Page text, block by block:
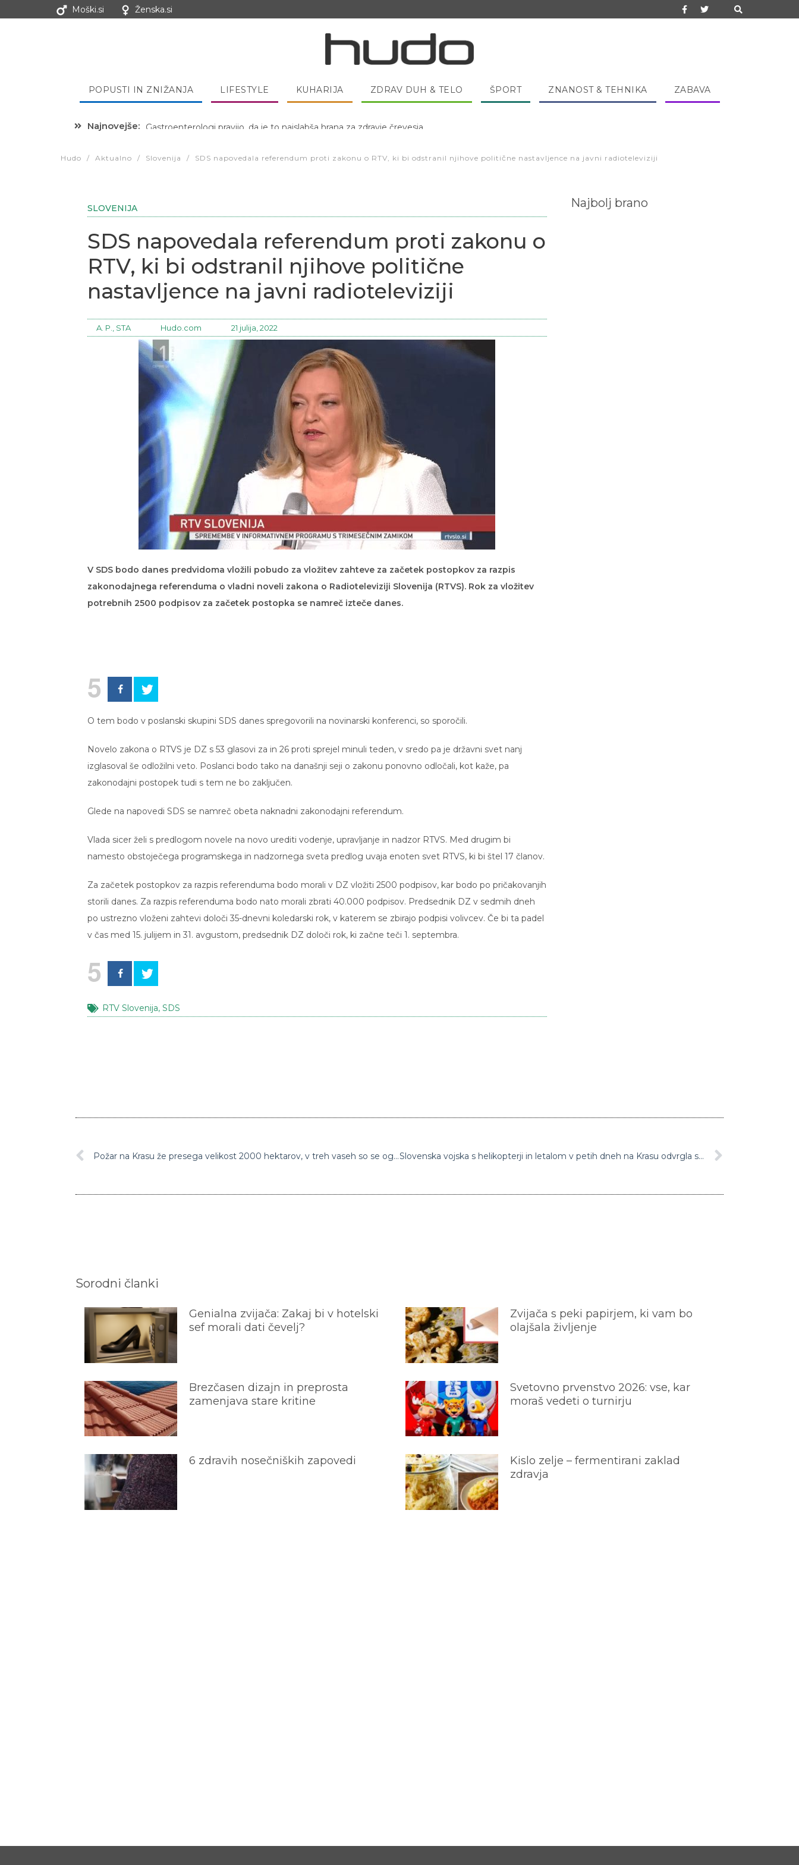
Moški.si Ženska.si
POPUSTI IN ZNIŽANJA LIFESTYLE KUHARIJA ZDRAV DUH & TELO ŠPORT ZNANOST & TEHNIKA ZABAVA
Najnovejše: Hibernacijska dieta: Zakaj je pred spanjem dobro pojesti žlico medu?
Hudo / Aktualno / Slovenija / SDS napovedala referendum proti zakonu o RTV, ki bi odstranil njihove politične nastavljence na javni radioteleviziji
SLOVENIJA
SDS napovedala referendum proti zakonu o
RTV, ki bi odstranil njihove politične
nastavljence na javni radioteleviziji
A. P., STA Hudo.com 21 julija, 2022
V SDS bodo danes predvidoma vložili pobudo za vložitev zahteve za začetek postopkov za razpis
zakonodajnega referenduma o vladni noveli zakona o Radioteleviziji Slovenija (RTVS). Rok za vložitev
potrebnih 2500 podpisov za začetek postopka se namreč izteče danes.
5
O tem bodo v poslanski skupini SDS danes spregovorili na novinarski konferenci, so sporočili.
Novelo zakona o RTVS je DZ s 53 glasovi za in 26 proti sprejel minuli teden, v sredo pa je državni svet nanj
izglasoval še odložilni veto. Poslanci bodo tako na današnji seji o zakonu ponovno odločali, kot kaže, pa
zakonodajni postopek tudi s tem ne bo zaključen.
Glede na napovedi SDS se namreč obeta naknadni zakonodajni referendum.
Vlada sicer želi s predlogom novele na novo urediti vodenje, upravljanje in nadzor RTVS. Med drugim bi
namesto obstoječega programskega in nadzornega sveta predlog uvaja enoten svet RTVS, ki bi štel 17 članov.
Za začetek postopkov za razpis referenduma bodo morali v DZ vložiti 2500 podpisov, kar bodo po pričakovanjih
storili danes. Za razpis referenduma bodo nato morali zbrati 40.000 podpisov. Predsednik DZ v sedmih dneh
po ustrezno vloženi zahtevi določi 35-dnevni koledarski rok, v katerem se zbirajo podpisi volivcev. Če bi ta padel
v čas med 15. julijem in 31. avgustom, predsednik DZ določi rok, ki začne teči 1. septembra.
5
RTV Slovenija, SDS
Najbolj brano
Požar na Krasu že presega velikost 2000 hektarov, v treh vaseh so se oglasile sirene za evakuacijo Slovenska vojska s helikopterji in letalom v petih dneh na Krasu odvrgla skupaj približno 900.000 litrov vode
Sorodni članki
Genialna zvijača: Zakaj bi v hotelski
sef morali dati čevelj?
Zvijača s peki papirjem, ki vam bo
olajšala življenje
Brezčasen dizajn in preprosta
zamenjava stare kritine
Svetovno prvenstvo 2026: vse, kar
moraš vedeti o turnirju
6 zdravih nosečniških zapovedi
Kislo zelje – fermentirani zaklad
zdravja